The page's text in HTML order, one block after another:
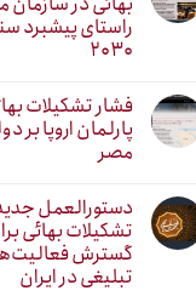
راستای پیشبرد
۲۰۳۰
فشار تشکیلات
پارلمان اروپا بر
مصر
دستورالعمل
تشکیلات بهائی
گسترش
تبلیغی در ایران